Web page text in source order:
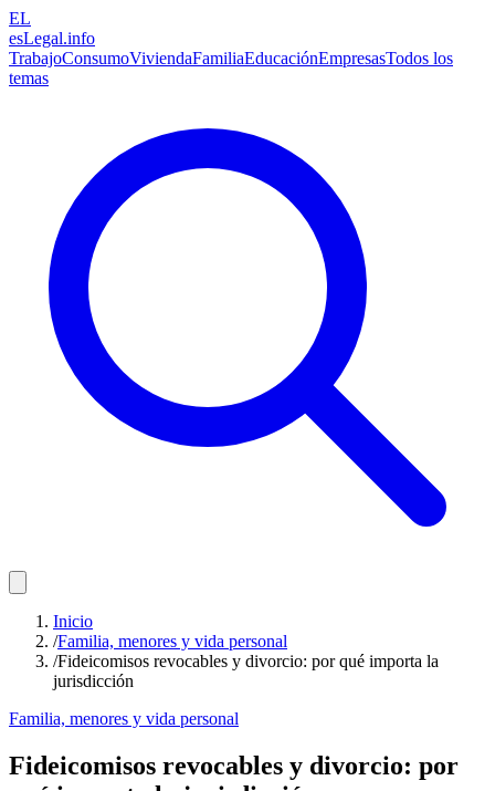
EL
esLegal.info
TrabajoConsumoViviendaFamiliaEducaciónEmpresasTodos los
temas
Inicio
/Familia, menores y vida personal
/Fideicomisos revocables y divorcio: por qué importa la
jurisdicción
Familia, menores y vida personal
Fideicomisos revocables y divorcio: por